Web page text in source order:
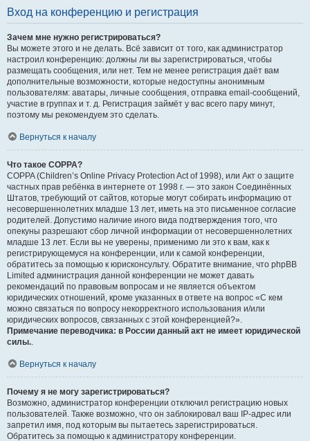
Вход на конференцию и регистрация
Зачем мне нужно регистрироваться?
Вы можете этого и не делать. Всё зависит от того, как администратор
настроил конференцию: должны ли вы зарегистрироваться, чтобы
размещать сообщения, или нет. Тем не менее регистрация даёт вам
дополнительные возможности, которые недоступны анонимным
пользователям: аватары, личные сообщения, отправка email-сообщений,
участие в группах и т. д. Регистрация займёт у вас всего пару минут,
поэтому мы рекомендуем это сделать.
Вернуться к началу
Что такое COPPA?
COPPA (Children’s Online Privacy Protection Act of 1998), или Акт о защите
частных прав ребёнка в интернете от 1998 г. — это закон Соединённых
Штатов, требующий от сайтов, которые могут собирать информацию от
несовершеннолетних младше 13 лет, иметь на это письменное согласие
родителей. Допустимо наличие иного вида подтверждения того, что
опекуны разрешают сбор личной информации от несовершеннолетних
младше 13 лет. Если вы не уверены, применимо ли это к вам, как к
регистрирующемуся на конференции, или к самой конференции,
обратитесь за помощью к юрисконсульту. Обратите внимание, что phpBB
Limited администрация данной конференции не может давать
рекомендаций по правовым вопросам и не является объектом
юридических отношений, кроме указанных в ответе на вопрос «С кем
можно связаться по вопросу некорректного использования и/или
юридических вопросов, связанных с этой конференцией?».
Примечание переводчика: в России данный акт не имеет юридической
силы..
Вернуться к началу
Почему я не могу зарегистрироваться?
Возможно, администратор конференции отключил регистрацию новых
пользователей. Также возможно, что он заблокировал ваш IP-адрес или
запретил имя, под которым вы пытаетесь зарегистрироваться.
Обратитесь за помощью к администратору конференции.